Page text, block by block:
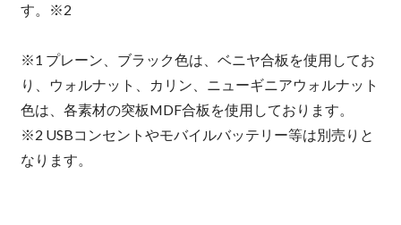
す。※2
※1 プレーン、ブラック色は、ベニヤ合板を使用してお
り、ウォルナット、カリン、ニューギニアウォルナット
色は、各素材の突板MDF合板を使用しております。
※2 USBコンセントやモバイルバッテリー等は別売りと
なります。